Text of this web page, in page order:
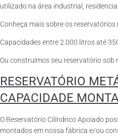
utilizado na área industrial,
Conheça mais sobre os reservatórios
Capacidades entre 2.000 litros até
Ou construímos seu reservatório sob
RESERVATÓRIO
CAPACIDADE
O Reservatório Cilíndrico Apoiado
montados em nossa fábrica e/ou